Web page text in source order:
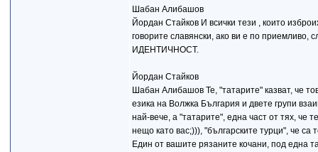
Шабан Алибашов
Йордан Стайков И всички тези , които
говорите славянски, ако ви е по приемливо,
ИДЕНТИЧНОСТ.
Йордан Стайков
Шабан Алибашов Те, "татарите" казват, че
езика на Волжка България и двете групи
най-вече, а "татарите", една част от тях, че
нещо като вас;))), "българските турци",
Един от вашите рязаните кочани, под една